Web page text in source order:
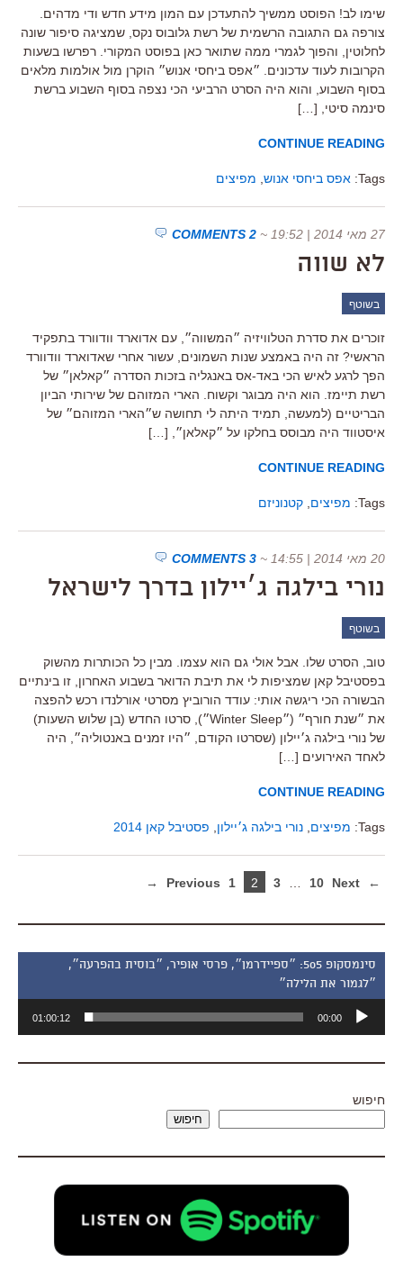
שימו לב! הפוסט ממשיך להתעדכן עם המון מידע חדש ודי מדהים.
צורפה גם התגובה הרשמית של רשת גלובוס נקס, שמציגה סיפור שונה
לחלוטין, והפוך לגמרי ממה שתואר כאן בפוסט המקורי. רפרשו בשעות
הקרובות לעוד עדכונים. ״אפס ביחסי אנוש״ הוקרן מול אולמות מלאים
בסוף השבוע, והוא היה הסרט הרביעי הכי נצפה בסוף השבוע ברשת
סינמה סיטי, […]
CONTINUE READING
Tags: אפס ביחסי אנוש מפיצים
27 מאי 2014 | 19:52 ~
2 COMMENTS
לא שווה
בשוטף
זוכרים את סדרת הטלוויזיה ״המשווה״, עם אדוארד וודוורד בתפקיד
הראשי? זה היה באמצע שנות השמונים, עשור אחרי שאדוארד וודוורד
הפך לרגע לאיש הכי באד-אס באנגליה בזכות הסדרה ״קאלאן״ של
רשת תיימז. הוא היה מבוגר וקשוח. הארי המזוהם של שירותי הביון
הבריטיים (למעשה, תמיד היתה לי תחושה ש״הארי המזוהם״ של
איסטווד היה מבוסס בחלקו על ״קאלאן״, […]
CONTINUE READING
Tags: מפיצים קטנוניזם
20 מאי 2014 | 14:55 ~
3 COMMENTS
נורי בילגה ג׳יילון בדרך לישראל
בשוטף
טוב, הסרט שלו. אבל אולי גם הוא עצמו. מבין כל הכותרות מהשוק
בפסטיבל קאן שמציפות לי את תיבת הדואר בשבוע האחרון, זו בינתיים
הבשורה הכי ריגשה אותי: עודד הורוביץ מסרטי אורלנדו רכש להפצה
את ״שנת חורף״ (״Winter Sleep״), סרטו החדש (בן שלוש השעות)
של נורי בילגה ג׳יילון (שסרטו הקודם, ״היו זמנים באנטוליה״, היה
לאחד האירועים […]
CONTINUE READING
Tags: מפיצים נורי בילגה ג׳יילון פסטיבל קאן 2014
← Previous
1 2 3 10 Next →
סינמסקופ 505: ״ספיידרמן״, פרסי אופיר, ״בוסית בהפרעה״,
״לגמור את הלילה״
אודיו
00:00
01:00:12
חיפוש
חיפוש